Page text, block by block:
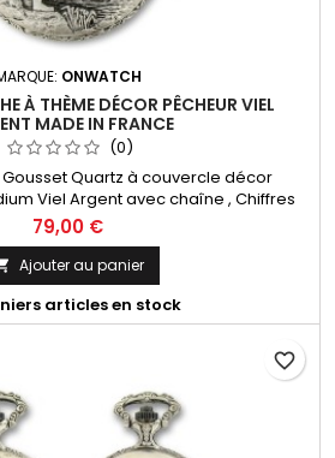
ONWATCH
À THÈME DÉCOR PÊCHEUR VIEL
MADE IN FRANCE
(0)
Quartz à couvercle décor
Viel Argent avec chaîne , Chiffres
Ronda 515 Swiss Parts, 3 aiguilles et
3h. Fabrication Française
79,00 €
Ajouter au panier
articles en stock
favorite_border